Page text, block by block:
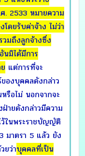
2533 หมายความ
โดยรับค่าจ้าง ไม่ว่า
วมถึงลูกจ้างซึ่ง
นมิได้มีการ
แต่การที่จะ
องบุคคลดังกล่าว
รือไม่ นอกจากจะ
ายดังกล่าวมีความ
นพระราชบัญญัติ
มาตรา 5 แล้ว ยัง
ยว่าบุคคลที่เป็น